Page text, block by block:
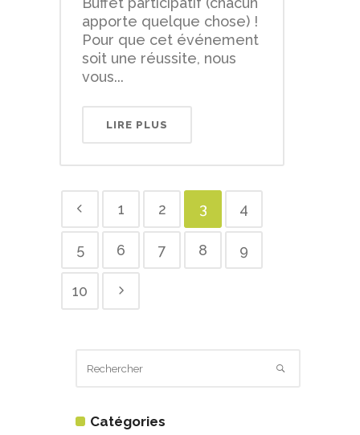
apporte quelque chose) !
Pour que cet événement
soit une réussite, nous
vous...
LIRE PLUS
1 2 3 4
5 6 7 8 9
10
Catégories